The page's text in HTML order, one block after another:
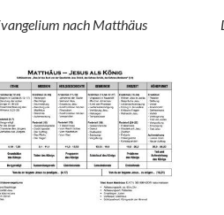
nach Matthäus